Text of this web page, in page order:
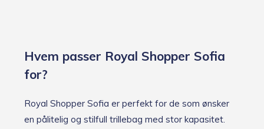
Hvem passer Royal Shopper Sofia
for?
Royal Shopper Sofia er perfekt for de som ønsker
en pålitelig og stilfull trillebag med stor kapasitet.